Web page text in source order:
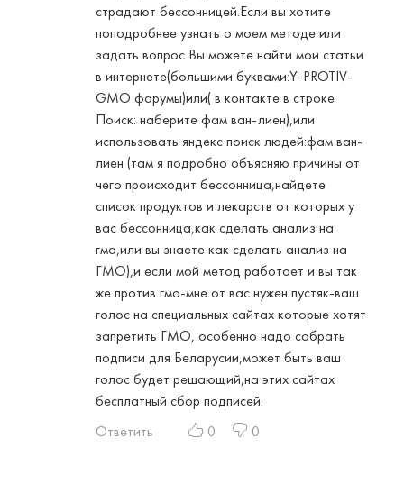
страдают бессонницей.Если вы хотите
поподробнее узнать о моем методе или
задать вопрос Вы можете найти мои статьи
в интернете(большими буквами:Y-PROTIV-
GMO форумы)или( в контакте в строке
Поиск: наберите фам ван-лиен),или
использовать яндекс поиск людей:фам ван-
лиен (там я подробно объясняю причины от
чего происходит бессонница,найдете
список продуктов и лекарств от которых у
вас бессонница,как сделать анализ на
гмо,или вы знаете как сделать анализ на
ГМО),и если мой метод работает и вы так
же против гмо-мне от вас нужен пустяк-ваш
голос на специальных сайтах которые хотят
запретить ГМО, особенно надо собрать
подписи для Беларусии,может быть ваш
голос будет решающий,на этих сайтах
бесплатный сбор подписей.
Ответить
0 0